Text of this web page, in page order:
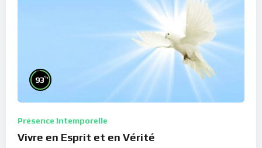
93%
Présence Intemporelle
Vivre en Esprit et en Vérité